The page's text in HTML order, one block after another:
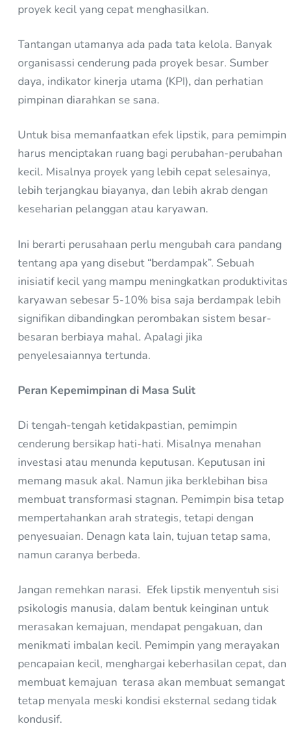
proyek kecil yang cepat menghasilkan.
Tantangan utamanya ada pada tata kelola. Banyak
organisassi cenderung pada proyek besar. Sumber
daya, indikator kinerja utama (KPI), dan perhatian
pimpinan diarahkan se sana.
Untuk bisa memanfaatkan efek lipstik, para pemimpin
harus menciptakan ruang bagi perubahan-perubahan
kecil. Misalnya proyek yang lebih cepat selesainya,
lebih terjangkau biayanya, dan lebih akrab dengan
keseharian pelanggan atau karyawan.
Ini berarti perusahaan perlu mengubah cara pandang
tentang apa yang disebut “berdampak”. Sebuah
inisiatif kecil yang mampu meningkatkan produktivitas
karyawan sebesar 5-10% bisa saja berdampak lebih
signifikan dibandingkan perombakan sistem besar-
besaran berbiaya mahal. Apalagi jika
penyelesaiannya tertunda.
Peran Kepemimpinan di Masa Sulit
Di tengah-tengah ketidakpastian, pemimpin
cenderung bersikap hati-hati. Misalnya menahan
investasi atau menunda keputusan. Keputusan ini
memang masuk akal. Namun jika berklebihan bisa
membuat transformasi stagnan. Pemimpin bisa tetap
mempertahankan arah strategis, tetapi dengan
penyesuaian. Denagn kata lain, tujuan tetap sama,
namun caranya berbeda.
Jangan remehkan narasi. Efek lipstik menyentuh sisi
psikologis manusia, dalam bentuk keinginan untuk
merasakan kemajuan, mendapat pengakuan, dan
menikmati imbalan kecil. Pemimpin yang merayakan
pencapaian kecil, menghargai keberhasilan cepat, dan
membuat kemajuan terasa akan membuat semangat
tetap menyala meski kondisi eksternal sedang tidak
kondusif.